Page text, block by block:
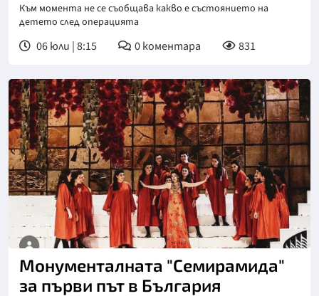
Към момента не се съобщава какво е състоянието на
детето след операцията
06 юли | 8:15 0коментара 831
Mонументалната "Семирамида"
за първи път в България